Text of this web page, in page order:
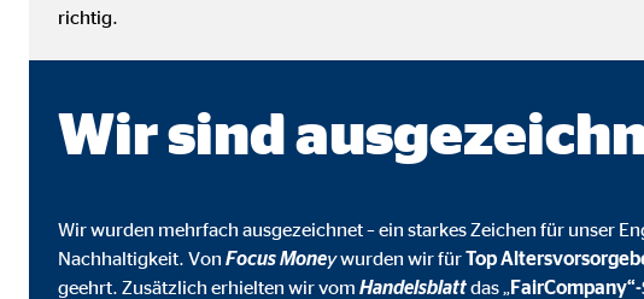
richtig.
Wir sind
Wir wurden mehrfach ausgezeichnet – ein starkes Zeichen für unser
Nachhaltigkeit. Von Focus Moneywurden wir fürTop
geehrt. Zusätzlich erhielten wir vom Handelsblattdas „FairCompany“-
Anbieter: Facebook Ireland
Cookie Laufzeit: 3 Monate
Adform | Empfänger: OVB, Adform A/S